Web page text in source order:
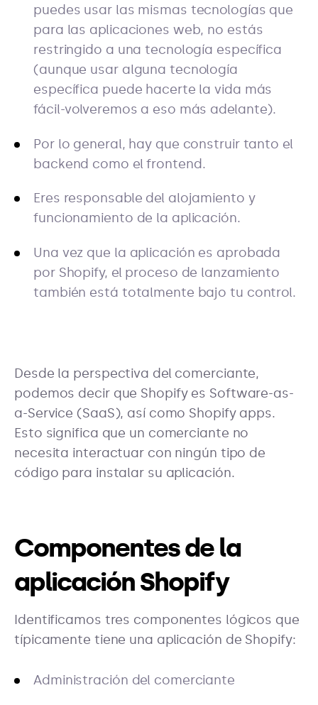
puedes usar las mismas tecnologías que
para las aplicaciones web, no estás
restringido a una tecnología específica
(aunque usar alguna tecnología
específica puede hacerte la vida más
fácil-volveremos a eso más adelante).
Por lo general, hay que construir tanto el
backend como el frontend.
Eres responsable del alojamiento y
funcionamiento de la aplicación.
Una vez que la aplicación es aprobada
por Shopify, el proceso de lanzamiento
también está totalmente bajo tu control.
Desde la perspectiva del comerciante,
podemos decir que Shopify es Software-as-
a-Service (SaaS), así como Shopify apps.
Esto significa que un comerciante no
necesita interactuar con ningún tipo de
código para instalar su aplicación.
Componentes de la
aplicación Shopify
Identificamos tres componentes lógicos que
típicamente tiene una aplicación de Shopify:
Administración del comerciante